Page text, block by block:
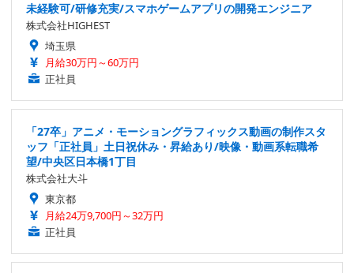
未経験可/研修充実/スマホゲームアプリの開発エンジニア
株式会社HIGHEST
埼玉県
月給30万円～60万円
正社員
「27卒」アニメ・モーショングラフィックス動画の制作スタ
ッフ「正社員」土日祝休み・昇給あり/映像・動画系転職希
望/中央区日本橋1丁目
株式会社大斗
東京都
月給24万9,700円～32万円
正社員